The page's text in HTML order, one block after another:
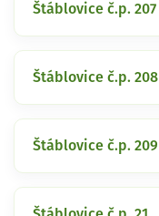
Štáblovice č.p. 207
Štáblovice č.p. 208
Štáblovice č.p. 209